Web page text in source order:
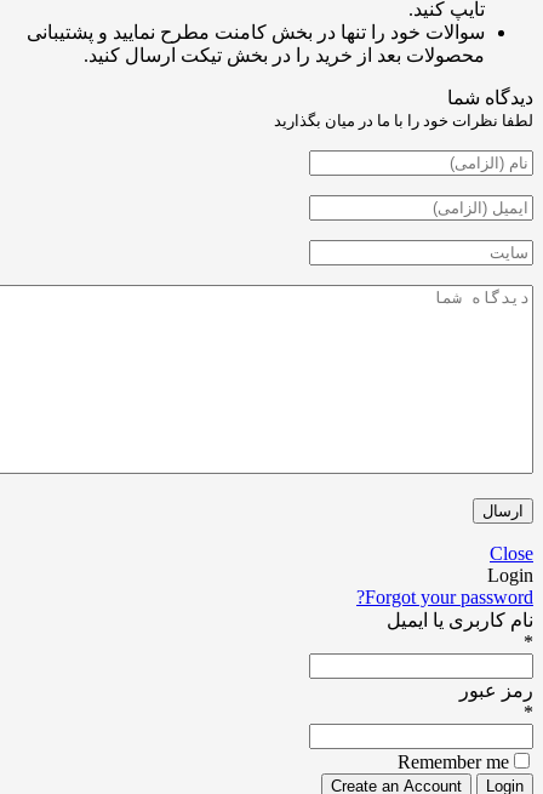
کنید.
خود را تنها در بخش کامنت مطرح نمایید و پشتیبانی
بعد از خرید را در بخش تیکت ارسال کنید.
شما
خود را با ما در میان بگذارید
Forgot your
یا ایمیل